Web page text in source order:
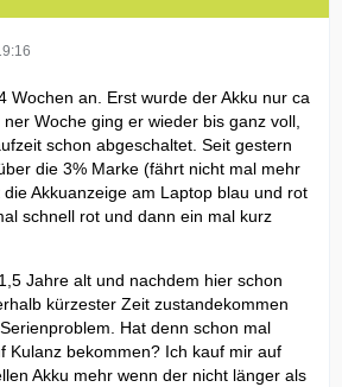
Wochen an. Erst wurde der Akku nur ca
Woche ging er wieder bis ganz voll,
schon abgeschaltet. Seit gestern
die 3% Marke (fährt nicht mal mehr
Akkuanzeige am Laptop blau und rot
schnell rot und dann ein mal kurz
Jahre alt und nachdem hier schon
kürzester Zeit zustandekommen
Hat denn schon mal
Kulanz bekommen? Ich kauf mir auf
Akku mehr wenn der nicht länger als